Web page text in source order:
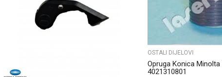
UPOREDI
OSTALI DIJELOVI
Opruga Konica
4021310801